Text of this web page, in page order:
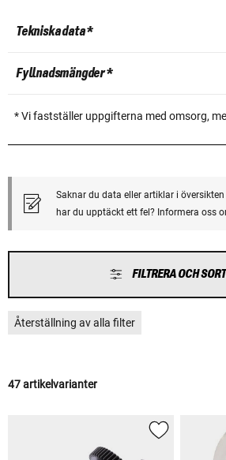
Tekniska data *
Fyllnadsmängder *
* Vi fastställer uppgifterna med omsorg,
Saknar du data eller artiklar i
har du upptäckt ett fel? Informera oss
FILTRERA OCH
Återställning av alla filter
47 artikelvarianter